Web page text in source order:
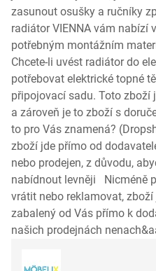
zasunout osušky a ručníky
radiátor VIENNA vám nabízí
potřebným montážním
Chcete-li uvést radiátor do
potřebovat elektrické topné
připojovací sadu. Toto zboží
a zároveň je to zboží s
to pro Vás znamená?
zboží jde přímo od
nebo prodejen, z důvodu,
nabídnout levněji Nicméně
vrátit nebo reklamovat,
zabalený od Vás přímo k
našich prodejnách